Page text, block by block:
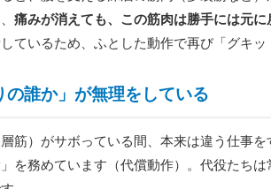
痛みが消えても、この筋肉は勝手には元に
ているため、ふとした動作で再び「グキッ
の誰か」が無理をしている
筋）がサボっている間、本来は違う仕事を
を務めています（代償動作）。代役たち